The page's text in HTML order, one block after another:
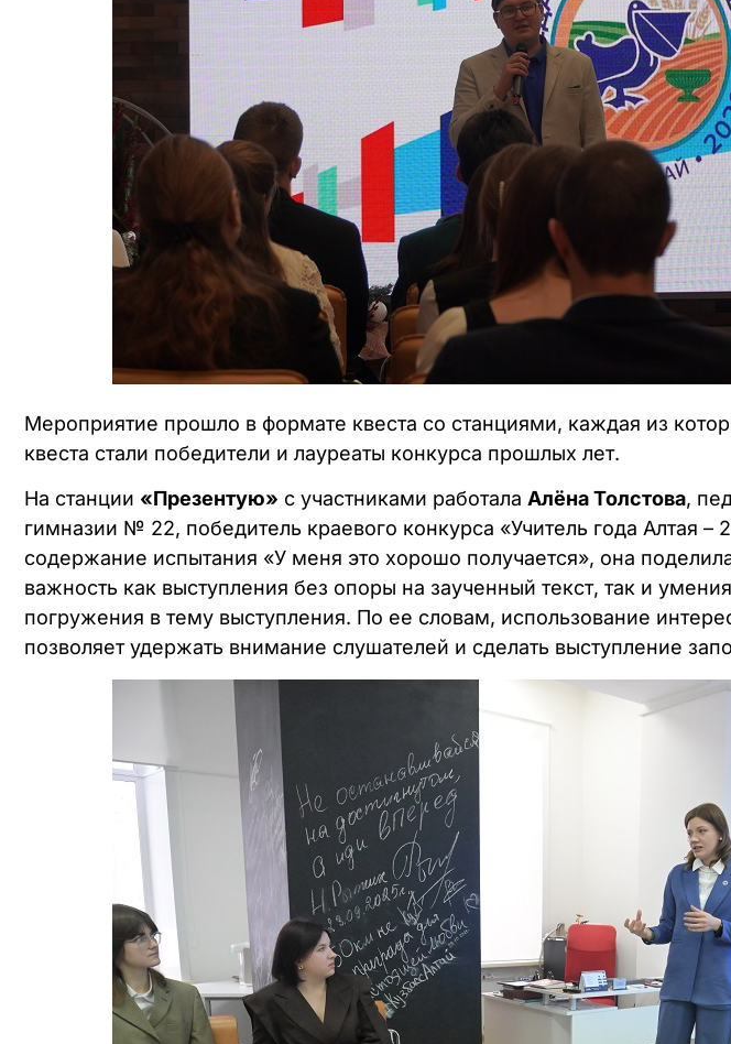
Мероприятие прошло в формате квеста со станциями, каждая из
квеста стали победители и лауреаты конкурса прошлых лет.
На станции «Презентую» с участниками работала Алёна Толстова,
гимназии № 22, победитель краевого конкурса «Учитель года Алтая
содержание испытания «У меня это хорошо получается», она
важность как выступления без опоры на заученный текст, так и
погружения в тему выступления. По ее словам, использование
позволяет удержать внимание слушателей и сделать выступление